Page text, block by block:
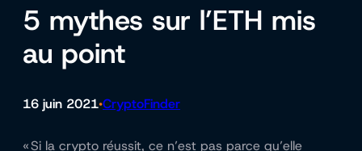
5 mythes sur l’ETH mis
au point
16 juin 2021•CryptoFinder
« Si la crypto réussit, ce n’est pas parce qu’elle